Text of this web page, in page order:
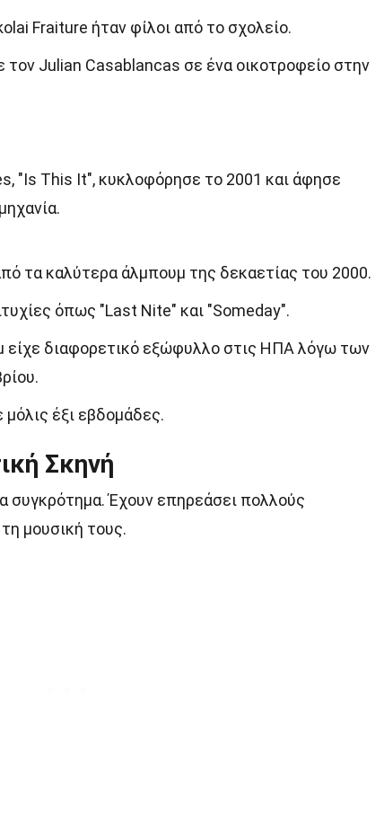
Fraiture ήταν φίλοι από το σχολείο.
Julian Casablancas σε ένα οικοτροφείο στην
"Is This It", κυκλοφόρησε το 2001 και άφησε
τα καλύτερα άλμπουμ της δεκαετίας του 2000.
όπως "Last Nite" και "Someday".
είχε διαφορετικό εξώφυλλο στις ΗΠΑ λόγω των
έξι εβδομάδες.
Σκηνή
συγκρότημα. Έχουν επηρεάσει πολλούς
μουσική τους.